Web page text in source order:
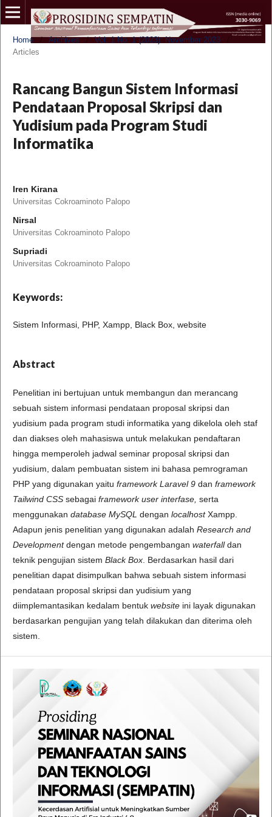
Home / Archives / Vol. 1 No. 1 (2023): November 2023
/
Articles
Rancang Bangun Sistem Informasi
Pendataan Proposal Skripsi dan
Yudisium pada Program Studi
Informatika
Iren Kirana
Universitas Cokroaminoto Palopo
Nirsal
Universitas Cokroaminoto Palopo
Supriadi
Universitas Cokroaminoto Palopo
Keywords:
Sistem Informasi, PHP, Xampp, Black Box, website
Abstract
Penelitian ini bertujuan untuk membangun dan merancang
sebuah sistem informasi pendataan proposal skripsi dan
yudisium pada program studi informatika yang dikelola oleh staf
dan diakses oleh mahasiswa untuk melakukan pendaftaran
hingga memperoleh jadwal seminar proposal skripsi dan
yudisium, dalam pembuatan sistem ini bahasa pemrograman
PHP yang digunakan yaitu framework Laravel 9 dan framework
Tailwind CSS sebagai framework user interfase, serta
menggunakan database MySQL dengan localhostXampp.
Adapun jenis penelitian yang digunakan adalah Research and
Developmentdengan metode pengembangan waterfalldan
teknik pengujian sistem Black Box . Berdasarkan hasil dari
penelitian dapat disimpulkan bahwa sebuah sistem informasi
pendataan proposal skripsi dan yudisium yang
diimplemantasikan kedalam bentuk website ini layak digunakan
berdasarkan pengujian yang telah dilakukan dan diterima oleh
sistem.